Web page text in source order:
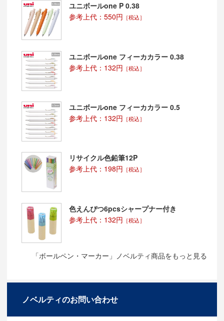
ユニボールone P 0.38
参考上代：550円 ［税込］
ユニボールone フィーカカラー 0.38
参考上代：132円 ［税込］
ユニボールone フィーカカラー 0.5
参考上代：132円 ［税込］
リサイクル色鉛筆12P
参考上代：198円 ［税込］
色えんぴつ6pcsシャープナー付き
参考上代：132円 ［税込］
「ボールペン・マーカー」ノベルティ商品をもっと見る
ノベルティのお問い合わせ